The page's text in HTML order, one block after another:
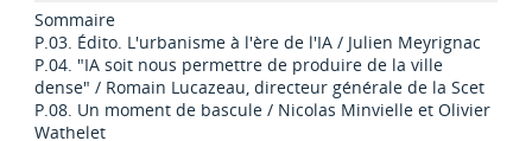
Sommaire
P.03. Édito. L'urbanisme à l'ère de l'IA / Julien Meyrignac
P.04. "IA soit nous permettre de produire de la ville
dense" / Romain Lucazeau, directeur générale de la Scet
P.08. Un moment de bascule / Nicolas Minvielle et Olivier
Wathelet